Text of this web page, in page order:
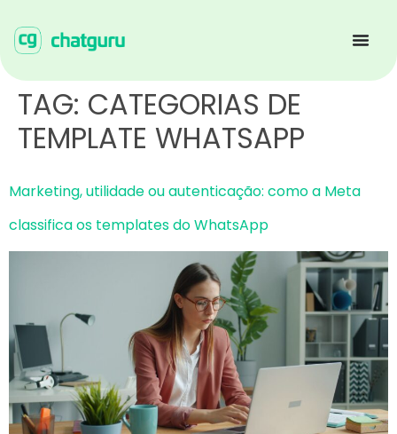
TAG: CATEGORIAS DE
TEMPLATE WHATSAPP
Marketing, utilidade ou autenticação: como a Meta
classifica os templates do WhatsApp